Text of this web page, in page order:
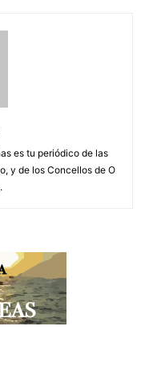
es tu periódico de las
y de los Concellos de O